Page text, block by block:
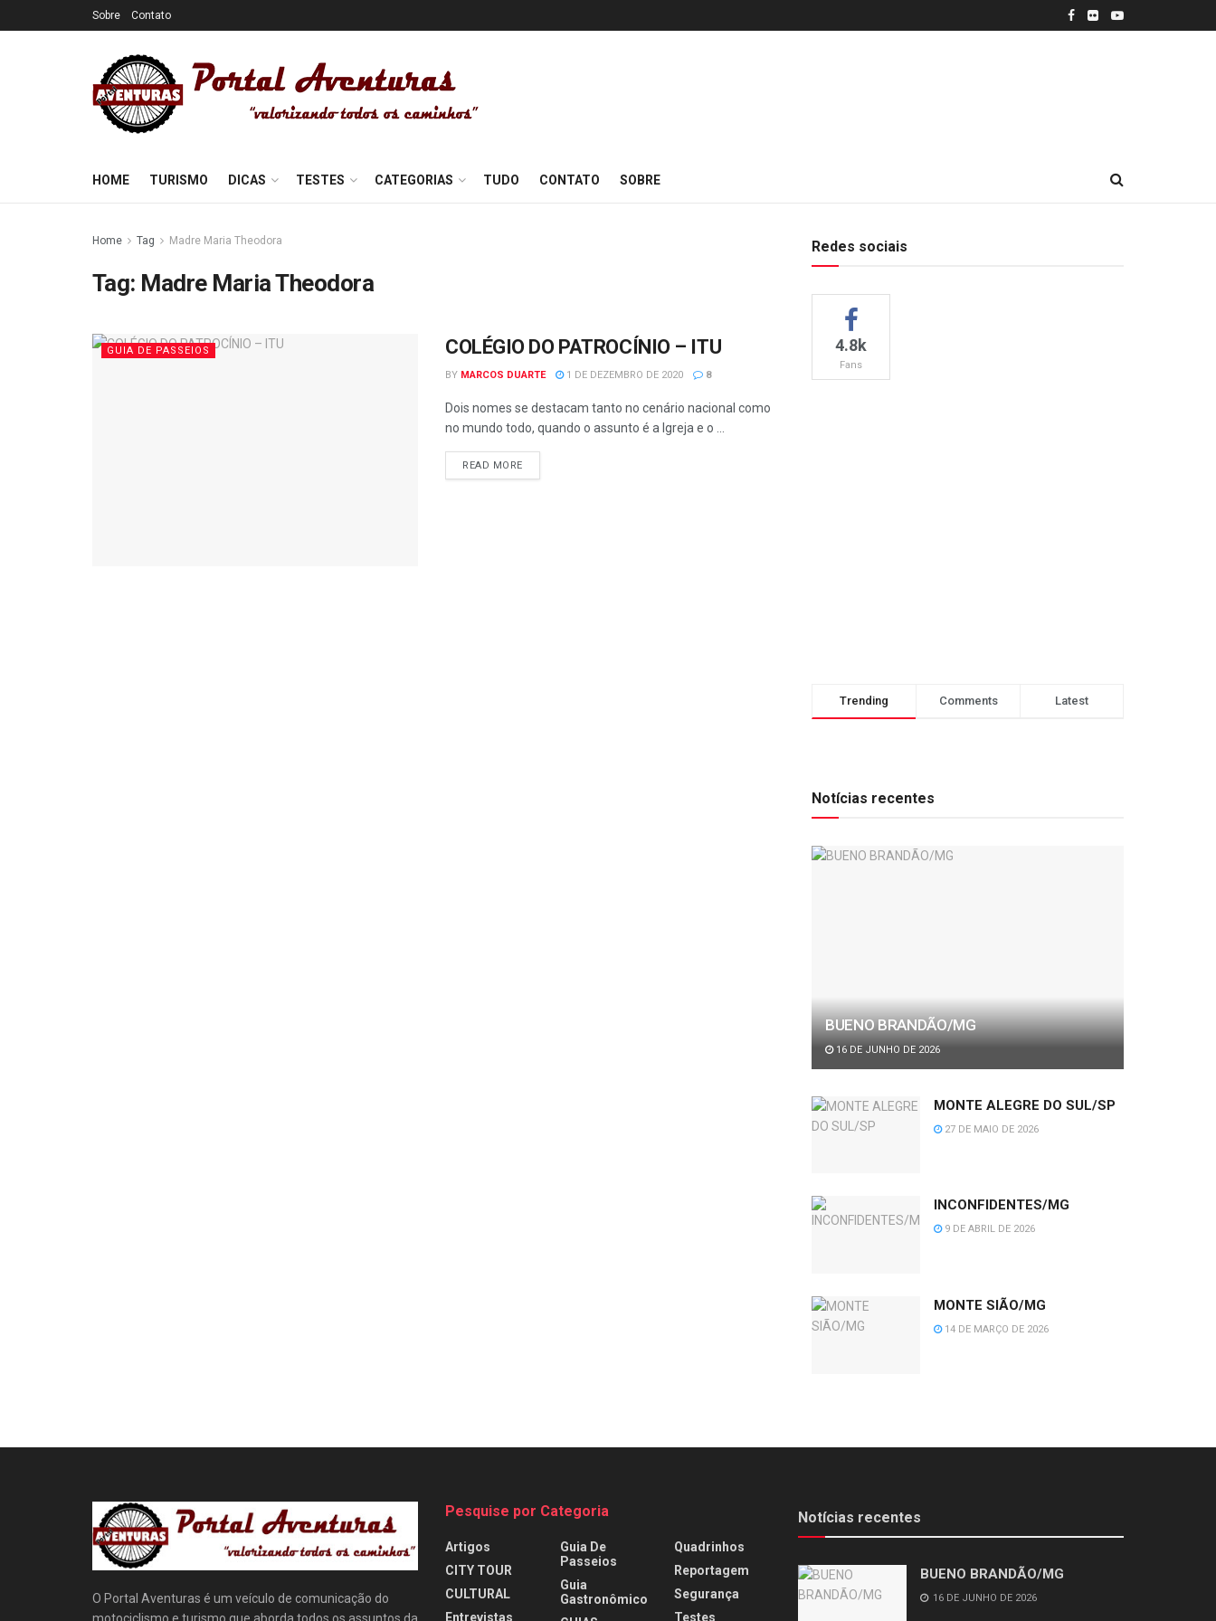
Sobre Contato
HOME TURISMO DICAS TESTES CATEGORIAS TUDO CONTATO SOBRE
Home Tag Madre Maria Theodora
Tag: Madre Maria Theodora
GUIA DE PASSEIOS COLÉGIO DO PATROCÍNIO – ITU
BY MARCOS DUARTE 1 DE DEZEMBRO DE 2020 8
Dois nomes se destacam tanto no cenário nacional como
no mundo todo, quando o assunto é a Igreja e o ...
READ MORE
Redes sociais
4.8k
Fans
Trending Comments Latest
Notícias recentes
BUENO BRANDÃO/MG
16 DE JUNHO DE 2026
MONTE ALEGRE DO SUL/SP
27 DE MAIO DE 2026
INCONFIDENTES/MG
9 DE ABRIL DE 2026
MONTE SIÃO/MG
14 DE MARÇO DE 2026
O Portal Aventuras é um veículo de comunicação do
Pesquise por Categoria
Artigos
CITY TOUR
CULTURAL
Entrevistas
Guia De
Passeios
Guia
Gastronômico
Quadrinhos
Reportagem
Segurança
Testes
Notícias recentes
BUENO BRANDÃO/MG
16 DE JUNHO DE 2026